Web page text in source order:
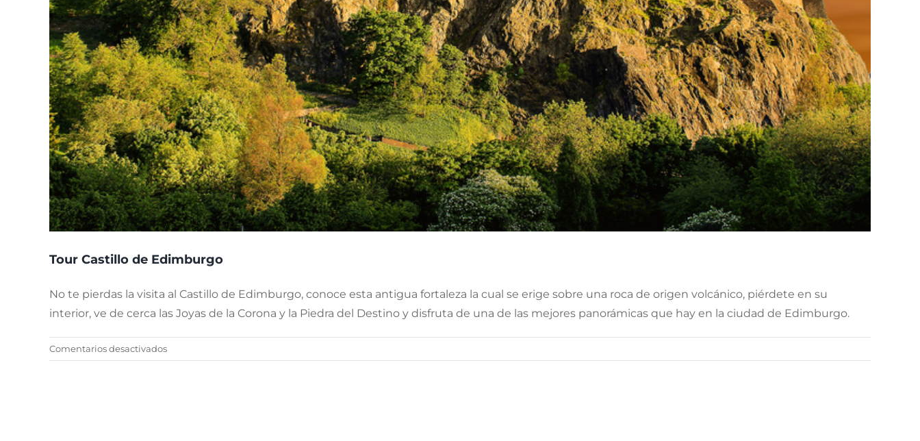
Tour Castillo de Edimburgo
No te pierdas la visita al Castillo de Edimburgo, conoce esta antigua fortaleza la cual se erige sobre una roca de origen volcánico, piérdete en su
interior, ve de cerca las Joyas de la Corona y la Piedra del Destino y disfruta de una de las mejores panorámicas que hay en la ciudad de Edimburgo.
Comentarios desactivadosen
Tour